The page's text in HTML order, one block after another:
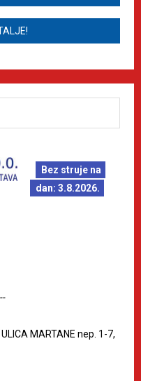
Bez struje na
dan: 3.8.2026.
MARTANE nep. 1-7,